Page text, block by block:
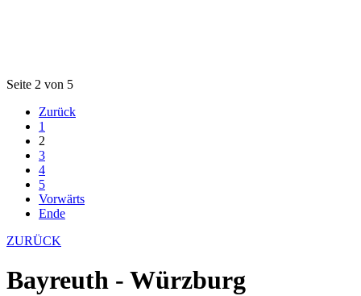
Seite 2 von 5
Zurück
1
2
3
4
5
Vorwärts
Ende
ZURÜCK
Bayreuth - Würzburg